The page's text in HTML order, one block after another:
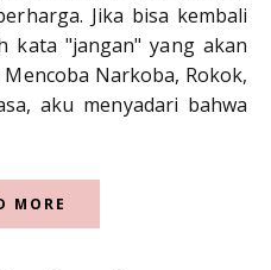
Jika bisa kembali
"jangan" yang akan
Narkoba, Rokok,
aku menyadari bahwa
MORE